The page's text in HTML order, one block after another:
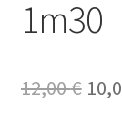
Blog
1m30
12,00€ Le